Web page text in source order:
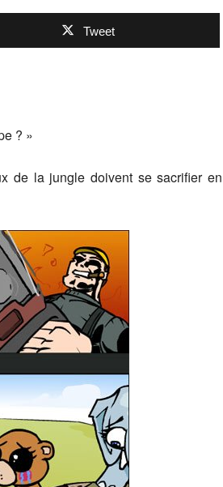
Tweet
? »
de la jungle doivent se sacrifier en